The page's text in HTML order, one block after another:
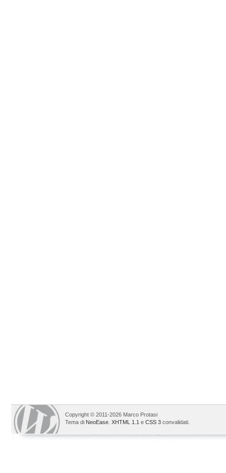
Copyright © 2011-2026 Marco Protasi
Tema di NeoEase XHTML 1.1 e CSS 3 convalidati.